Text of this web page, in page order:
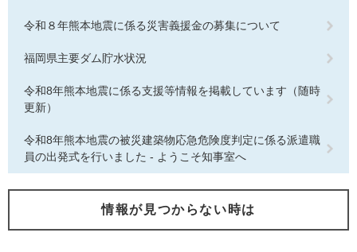
令和８年熊本地震に係る災害義援金の募集について
福岡県主要ダム貯水状況
令和8年熊本地震に係る支援等情報を掲載しています（随時
更新）
令和8年熊本地震の被災建築物応急危険度判定に係る派遣職
員の出発式を行いました - ようこそ知事室へ
情報が見つからない時は